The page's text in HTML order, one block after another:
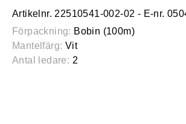
Artikelnr. 22510541-002-02 - E-nr.
Förpackning: Bobin (100m)
Mantelfärg: Vit
Antal ledare: 2